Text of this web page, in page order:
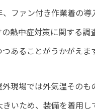
、ファン付き作業着の導
の熱中症対策に関する調
あることがうかがえま
外現場では外気温そのも
いため、装備を着用し